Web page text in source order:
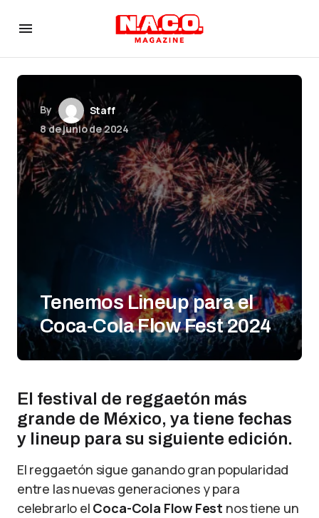
By
Staff
8 de junio de 2024
Tenemos Lineup para el
Coca-Cola Flow Fest 2024
El festival de reggaetón más
grande de México, ya tiene fechas
y lineup para su siguiente edición.
El reggaetón sigue ganando gran popularidad
entre las nuevas generaciones y para
celebrarlo el Coca-Cola Flow Fest nos tiene un